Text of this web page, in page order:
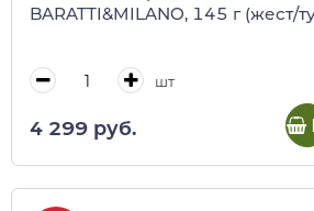
BARATTI&MILANO, 145 г (жест/
шт
4 299 руб.